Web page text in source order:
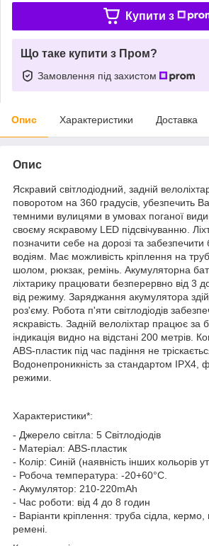
Купити з
Що таке купити з Пром?
Замовлення під захистом
Опис Характеристики Доставка
Опис
Яскравий світлодіодний, задній
поворотом на 360 градусів, убезпечить
темними вулицями в умовах поганої
своєму яскравому LED підсвічуванню.
позначити себе на дорозі та забезпечити
водіям. Має можливість кріплення на
шолом, рюкзак, ремінь. Акумуляторна
ліхтарику працювати безперервно від 3
від режиму. Заряджання акумулятора
роз'єму. Робота п'яти світлодіодів
яскравість. Задній велоліхтар працює за
індикація видно на відстані 200 метрів.
ABS-пластик під час падіння не
Водонепроникність за стандартом IPX4,
режими.
Характеристики*:
- Джерело світла: 5 Світлодіодів
- Матеріал: ABS-пластик
- Колір: Синій (наявність інших кольорів
- Робоча температура: -20+60°C.
- Акумулятор: 210-220mAh
- Час роботи: від 4 до 8 годин
- Варіанти кріплення: труба сідла,
ремені.